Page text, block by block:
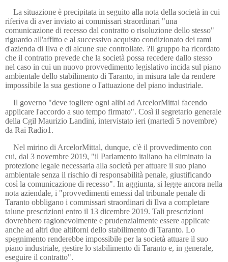
La situazione è precipitata in seguito alla nota della società in cui
riferiva di aver inviato ai commissari straordinari "una
comunicazione di recesso dal contratto o risoluzione dello stesso"
riguardo all'affitto e al successivo acquisto condizionato dei rami
d'azienda di Ilva e di alcune sue controllate. ?Il gruppo ha ricordato
che il contratto prevede che la società possa recedere dallo stesso
nel caso in cui un nuovo provvedimento legislativo incida sul piano
ambientale dello stabilimento di Taranto, in misura tale da rendere
impossibile la sua gestione o l'attuazione del piano industriale.
Il governo "deve togliere ogni alibi ad ArcelorMittal facendo
applicare l'accordo a suo tempo firmato". Così il segretario generale
della Cgil Maurizio Landini, intervistato ieri (martedì 5 novembre)
da Rai Radio1.
Nel mirino di ArcelorMittal, dunque, c'è il provvedimento con
cui, dal 3 novembre 2019, "il Parlamento italiano ha eliminato la
protezione legale necessaria alla società per attuare il suo piano
ambientale senza il rischio di responsabilità penale, giustificando
così la comunicazione di recesso". In aggiunta, si legge ancora nella
nota aziendale, i "provvedimenti emessi dal tribunale penale di
Taranto obbligano i commissari straordinari di Ilva a completare
talune prescrizioni entro il 13 dicembre 2019. Tali prescrizioni
dovrebbero ragionevolmente e prudenzialmente essere applicate
anche ad altri due altiforni dello stabilimento di Taranto. Lo
spegnimento renderebbe impossibile per la società attuare il suo
piano industriale, gestire lo stabilimento di Taranto e, in generale,
eseguire il contratto".